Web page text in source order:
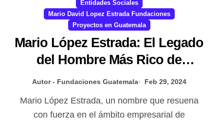
Entidades Sociales
Mario David Lopez Estrada Fundaciones
Proyectos en Guatemala
Mario López Estrada: El Legado
del Hombre Más Rico de
Guatemala
Autor - Fundaciones Guatemala Feb 29, 2024
Mario López Estrada, un nombre que resuena
con fuerza en el ámbito empresarial de